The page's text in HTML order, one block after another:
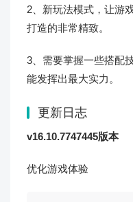
2、新玩法模式，让游
打造的非常精致。
3、需要掌握一些搭配
能发挥出最大实力。
更新日志
v16.10.7747445版本
优化游戏体验